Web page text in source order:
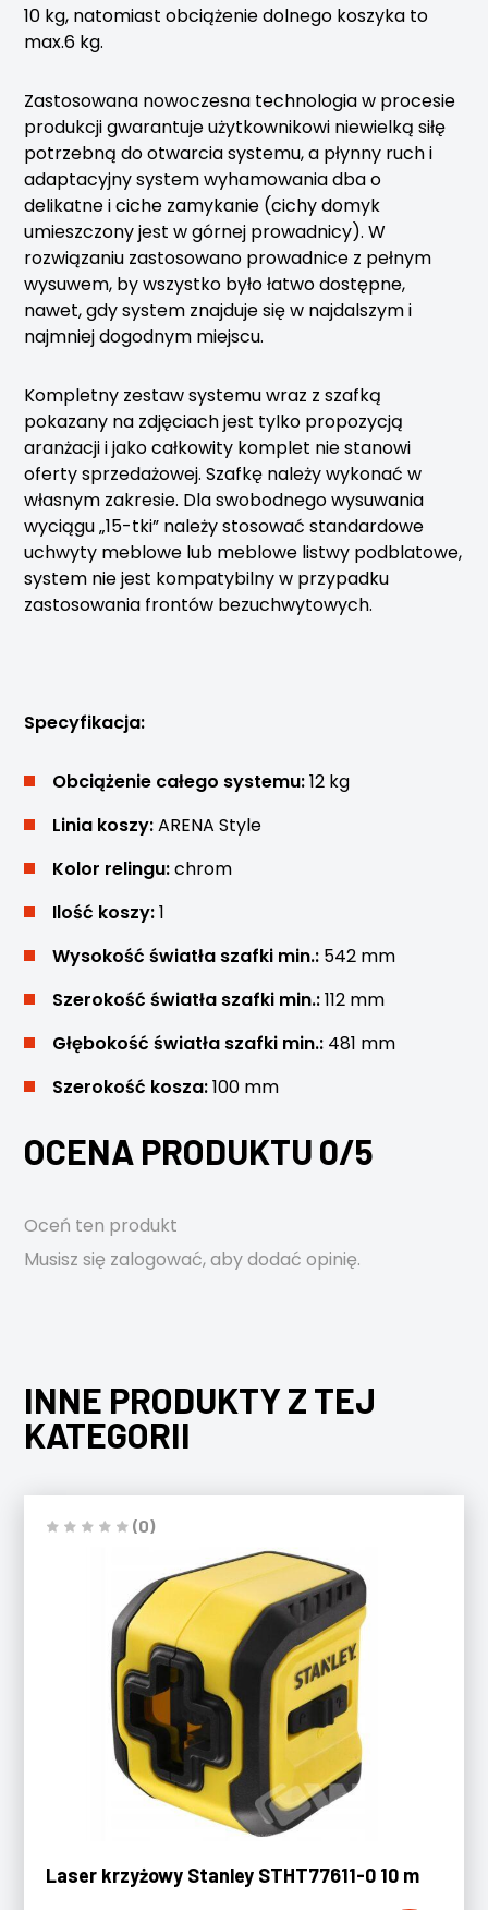
10 kg, natomiast obciążenie dolnego koszyka to
max.6 kg.
Zastosowana nowoczesna technologia w procesie
produkcji gwarantuje użytkownikowi niewielką siłę
potrzebną do otwarcia systemu, a płynny ruch i
adaptacyjny system wyhamowania dba o
delikatne i ciche zamykanie (cichy domyk
umieszczony jest w górnej prowadnicy). W
rozwiązaniu zastosowano prowadnice z pełnym
wysuwem, by wszystko było łatwo dostępne,
nawet, gdy system znajduje się w najdalszym i
najmniej dogodnym miejscu.
Kompletny zestaw systemu wraz z szafką
pokazany na zdjęciach jest tylko propozycją
aranżacji i jako całkowity komplet nie stanowi
oferty sprzedażowej. Szafkę należy wykonać w
własnym zakresie. Dla swobodnego wysuwania
wyciągu „15-tki” należy stosować standardowe
uchwyty meblowe lub meblowe listwy podblatowe,
system nie jest kompatybilny w przypadku
zastosowania frontów bezuchwytowych.
Specyfikacja:
Obciążenie całego systemu:12 kg
Linia koszy:ARENA Style
Kolor relingu:chrom
Ilość koszy:1
Wysokość światła szafki min.: 542 mm
Szerokość światła szafki min.:112 mm
Głębokość światła szafki min.: 481 mm
Szerokość kosza:100 mm
OCENA PRODUKTU 0/5
Oceń ten produkt
Musisz się zalogować, aby dodać opinię.
INNE PRODUKTY Z TEJ
KATEGORII
(0)
Laser krzyżowy Stanley STHT77611-0 10 m